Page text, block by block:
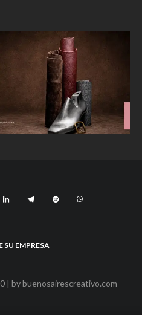
SU EMPRESA
| bybuenosairescreativo.com